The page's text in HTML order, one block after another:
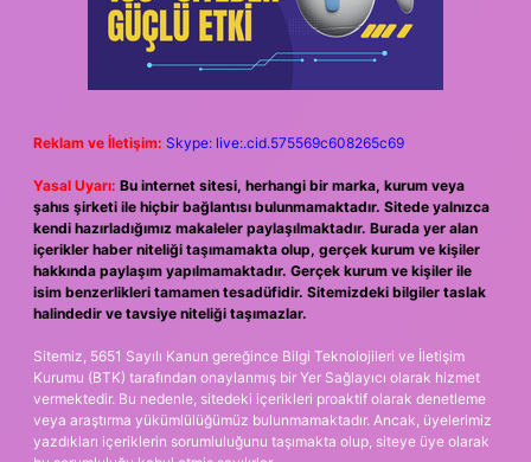
Reklam ve İletişim: Skype: live:.cid.575569c608265c69
Yasal Uyarı: Bu internet sitesi, herhangi bir marka, kurum veya
şahıs şirketi ile hiçbir bağlantısı bulunmamaktadır. Sitede yalnızca
kendi hazırladığımız makaleler paylaşılmaktadır. Burada yer alan
içerikler haber niteliği taşımamakta olup, gerçek kurum ve kişiler
hakkında paylaşım yapılmamaktadır. Gerçek kurum ve kişiler ile
isim benzerlikleri tamamen tesadüfidir. Sitemizdeki bilgiler taslak
halindedir ve tavsiye niteliği taşımazlar.
Sitemiz, 5651 Sayılı Kanun gereğince Bilgi Teknolojileri ve İletişim
Kurumu (BTK) tarafından onaylanmış bir Yer Sağlayıcı olarak hizmet
vermektedir. Bu nedenle, sitedeki içerikleri proaktif olarak denetleme
veya araştırma yükümlülüğümüz bulunmamaktadır. Ancak, üyelerimiz
yazdıkları içeriklerin sorumluluğunu taşımakta olup, siteye üye olarak